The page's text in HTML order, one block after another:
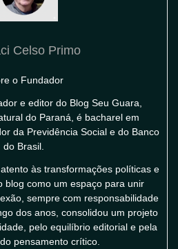
Celso Primo
o Fundador
e editor do Blog Seu Guara,
do Paraná, é bacharel em
da Previdência Social e do Banco
do Brasil.
às transformações políticas e
blog como um espaço para unir
sempre com responsabilidade
dos anos, consolidou um projeto
pelo equilíbrio editorial e pela
pensamento crítico.